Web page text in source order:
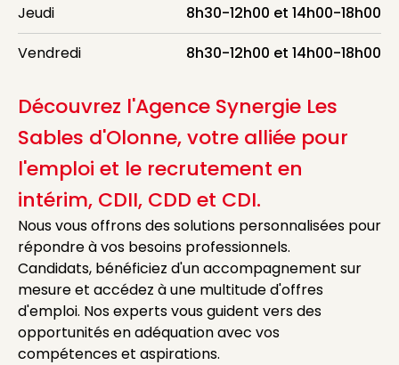
Jeudi
8h30-12h00 et 14h00-18h00
Vendredi
8h30-12h00 et 14h00-18h00
Découvrez l'Agence Synergie Les
Sables d'Olonne, votre alliée pour
l'emploi et le recrutement en
intérim, CDII, CDD et CDI.
Nous vous offrons des solutions personnalisées pour
répondre à vos besoins professionnels.
Candidats, bénéficiez d'un accompagnement sur
mesure et accédez à une multitude d'offres
d'emploi. Nos experts vous guident vers des
opportunités en adéquation avec vos
compétences et aspirations.